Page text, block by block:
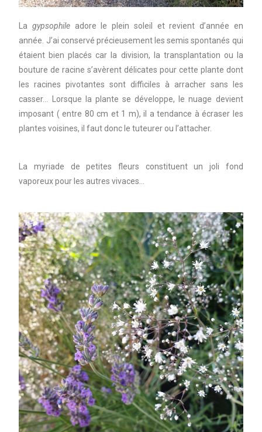
Lagypsophile adore le plein soleil et revient d’année en
année. J’ai conservé précieusement les semis spontanés qui
étaient bien placés car la division, la transplantation ou la
bouture de racine s’avèrent délicates pour cette plante dont
les racines pivotantes sont difficiles à arracher sans les
casser… Lorsque la plante se développe, le nuage devient
imposant ( entre 80 cm et 1 m), il a tendance à écraser les
plantes voisines, il faut donc le tuteurer ou l’attacher.
La myriade de petites fleurs constituent un joli fond
vaporeux pour les autres vivaces…